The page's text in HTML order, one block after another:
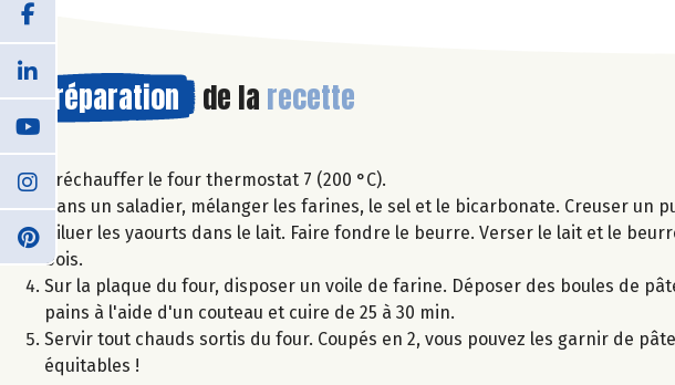
Préparation de la recette
Préchauffer le four thermostat 7 (200 °C).
Dans un saladier, mélanger les farines, le sel et le bicarbonate. Creuser un
Diluer les yaourts dans le lait. Faire fondre le beurre. Verser le lait et le
bois.
Sur la plaque du four, disposer un voile de farine. Déposer des boules de
pains à l'aide d'un couteau et cuire de 25 à 30 min.
Servir tout chauds sortis du four. Coupés en 2, vous pouvez les garnir de
équitables !